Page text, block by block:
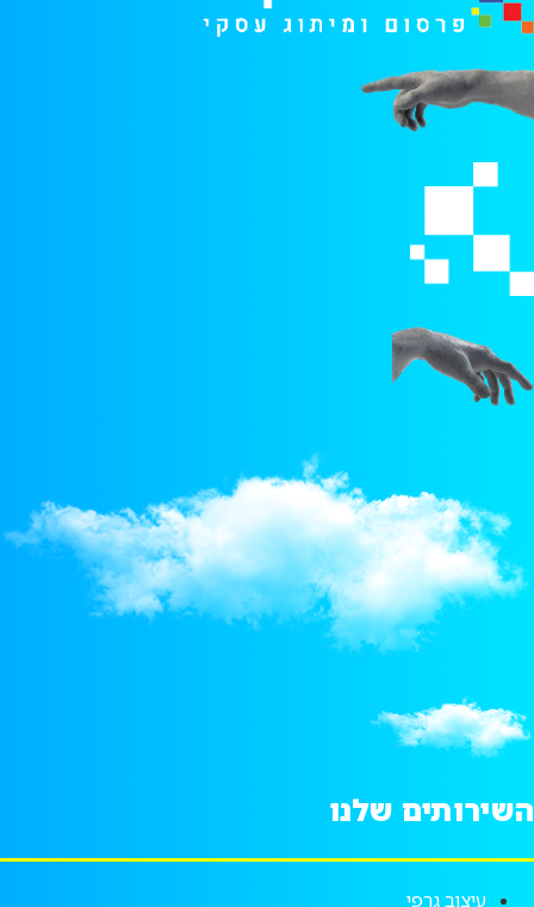
השירותים שלנו
עיצוב גרפי